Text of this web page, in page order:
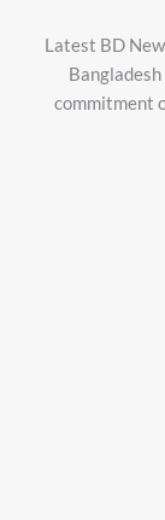
Latest BD
commitment